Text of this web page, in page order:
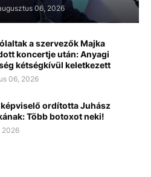
06, 2026
a szervezők Majka
koncertje után: Anyagi
kétségkívül keletkezett
06, 2026
ordította Juhász
Több botoxot neki!
2026